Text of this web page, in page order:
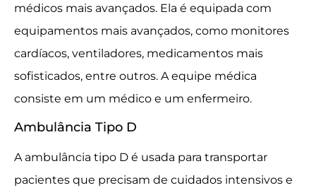
médicos mais avançados. Ela é equipada com
equipamentos mais avançados, como monitores
cardíacos, ventiladores, medicamentos mais
sofisticados, entre outros. A equipe médica
consiste em um médico e um enfermeiro.
Ambulância Tipo D
A ambulância tipo D é usada para transportar
pacientes que precisam de cuidados intensivos e